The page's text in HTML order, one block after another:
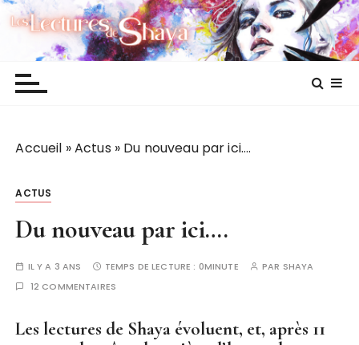
P
Les lectures de Shaya
Accueil »Actus » Du nouveau par ici….
ACTUS
Du nouveau par ici….
IL Y A 3 ANS TEMPS DE LECTURE : 0MINUTE PAR SHAYA
12 COMMENTAIRES
Les lectures de Shaya évoluent, et, après 11